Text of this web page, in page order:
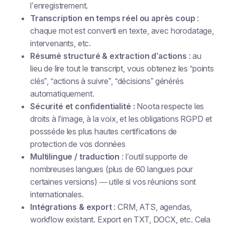
l’enregistrement.
Transcription en temps réel ou après coup :
chaque mot est converti en texte, avec horodatage,
intervenants, etc.
Résumé structuré & extraction d’actions : au
lieu de lire tout le transcript, vous obtenez les “points
clés”, “actions à suivre”, “décisions” générés
automatiquement.
Sécurité et confidentialité : Noota respecte les
droits à l’image, à la voix, et les obligations RGPD et
possséde les plus hautes certifications de
protection de vos données
Multilingue / traduction : l’outil supporte de
nombreuses langues (plus de 60 langues pour
certaines versions) — utile si vos réunions sont
internationales.
Intégrations & export: CRM, ATS, agendas,
workflow existant. Export en TXT, DOCX, etc. Cela